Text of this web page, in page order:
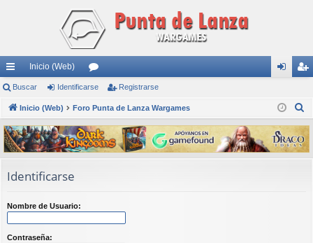
nl
ac
es
rá
pi
s
Inicio (Web)
or
os nti
fic
ar
ist
ra
rs
Buscar Identificarse Registrarse
Inicio (Web) Foro Punta de Lanza Wargames
s
c
Identificarse
Nombre de Usuario:
Contraseña: